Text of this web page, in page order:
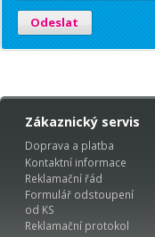
Odeslat
Zákaznický servis
Doprava a platba
Kontaktní informace
Reklamační řád
Formulář odstoupení
od KS
Reklamační protokol